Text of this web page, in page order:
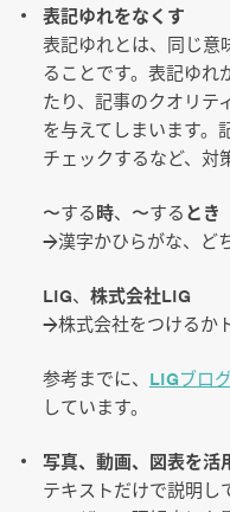
表記ゆれをなくす
表記ゆれとは、同じ意
ることです。表記ゆれ
たり、記事のクオリテ
を与えてしまいます。
チェックするなど、対
〜する時、〜するとき
→漢字かひらがな、ど
LIG、 株式会社LIG
→株式会社をつけるか
参考までに、 LIGブロ
しています。
写真、動画、図表を活
テキストだけで説明し